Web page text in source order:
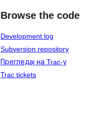
Browse the code
Development log
Subversion repository
Прегледај на Trac-у
Trac tickets